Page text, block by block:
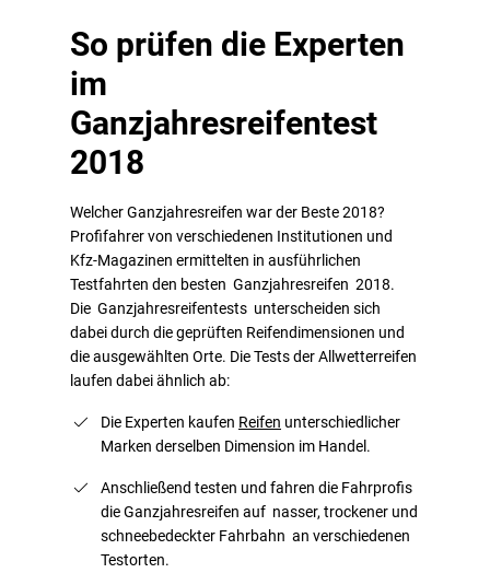
So prüfen die Experten
im
Ganzjahresreifentest
2018
Welcher Ganzjahresreifen war der Beste 2018?
Profifahrer von verschiedenen Institutionen und
Kfz-Magazinen ermittelten in ausführlichen
Testfahrten den besten Ganzjahresreifen 2018.
Die Ganzjahresreifentests unterscheiden sich
dabei durch die geprüften Reifendimensionen und
die ausgewählten Orte. Die Tests der Allwetterreifen
laufen dabei ähnlich ab:
Die Experten kaufen Reifen unterschiedlicher
Marken derselben Dimension im Handel.
Anschließend testen und fahren die Fahrprofis
die Ganzjahresreifen auf nasser, trockener und
schneebedeckter Fahrbahn an verschiedenen
Testorten.